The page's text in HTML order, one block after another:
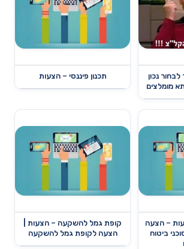
נכון
מומלצים
תכנון פיננסי – הצעות
– הצעה
ביטוח
קופת גמל להשקעה – הצעות |
הצעה לקופת גמל להשקעה